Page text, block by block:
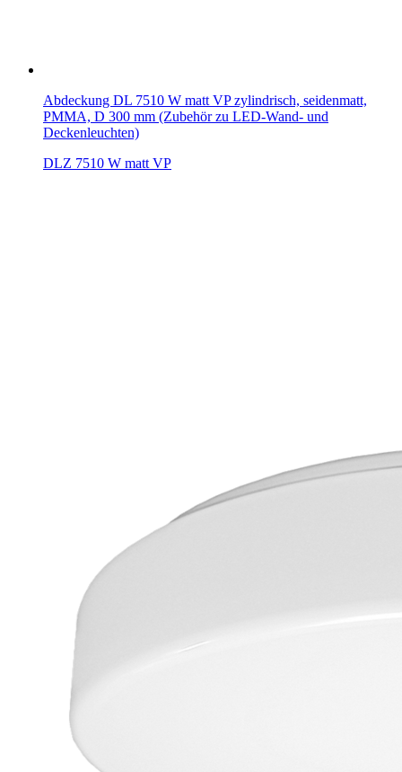
Abdeckung DL 7510 W matt VP zylindrisch, seidenmatt,
PMMA, D 300 mm (Zubehör zu LED-Wand- und
Deckenleuchten)
DLZ 7510 W matt VP